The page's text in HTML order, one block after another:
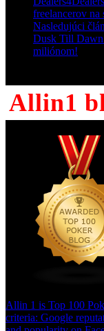
freelancerov na
Nasledujúci
Dusk Till Dawn
miliónom!
Allin1
Allin 1 is Top 100
criteria: Google